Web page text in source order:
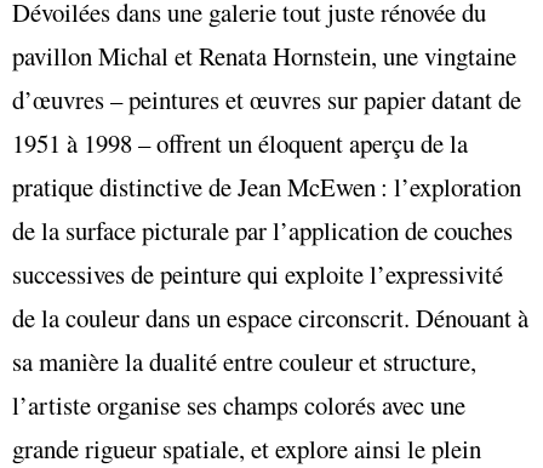
Dévoilées dans une galerie tout juste rénovée du
pavillon Michal et Renata Hornstein, une vingtaine
d’œuvres – peintures et œuvres sur papier datant de
1951 à 1998 – offrent un éloquent aperçu de la
pratique distinctive de Jean McEwen : l’exploration
de la surface picturale par l’application de couches
successives de peinture qui exploite l’expressivité
de la couleur dans un espace circonscrit. Dénouant à
sa manière la dualité entre couleur et structure,
l’artiste organise ses champs colorés avec une
grande rigueur spatiale, et explore ainsi le plein